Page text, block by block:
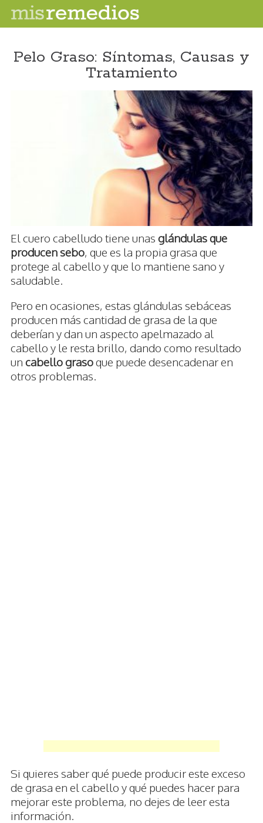
Pelo Graso: Síntomas, Causas y
Tratamiento
El cuero cabelludo tiene unas glándulas que
producen sebo, que es la propia grasa que
protege al cabello y que lo mantiene sano y
saludable.
Pero en ocasiones, estas glándulas sebáceas
producen más cantidad de grasa de la que
deberían y dan un aspecto apelmazado al
cabello y le resta brillo, dando como resultado
un cabello grasoque puede desencadenar en
otros problemas.
Si quieres saber qué puede producir este exceso
de grasa en el cabello y qué puedes hacer para
mejorar este problema, no dejes de leer esta
información.